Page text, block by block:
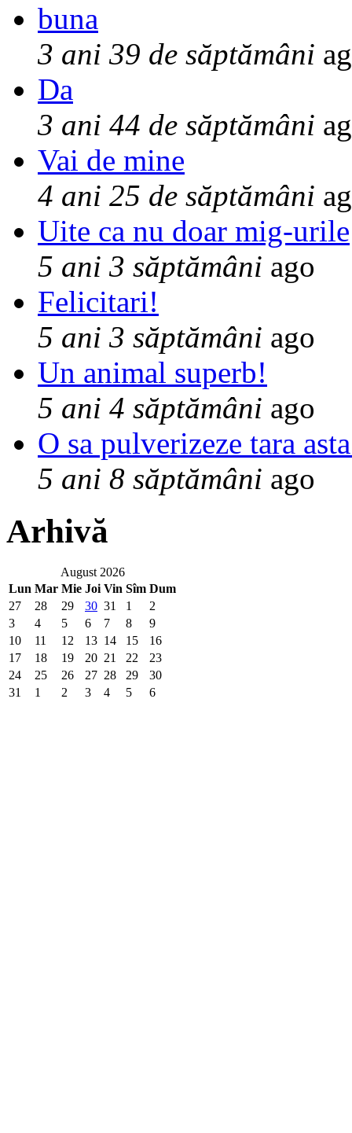
buna
3 ani 39 de săptămâni
Da
3 ani 44 de săptămâni
Vai de mine
4 ani 25 de săptămâni
Uite ca nu doar mig-urile
5 ani 3 săptămâni ago
Felicitari!
5 ani 3 săptămâni ago
Un animal superb!
5 ani 4 săptămâni ago
O sa pulverizeze tara
5 ani 8 săptămâni ago
Arhivă
August 2026
Lun Mar Mie Joi Vin Sîm Dum
27
28 29 30 31 1
2
3
4 5 6 7 8
9
10
11 12 13 14 15
16
17
18 19 20 21 22
23
24
25 26 27 28 29
30
31
1 2 3 4 5 6